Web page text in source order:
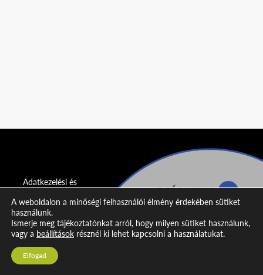
Adatkezelési és
nyilatkozat
Impresszum
Kapcsolat
A weboldalon a minőségi felhasználói élmény érdekében sütiket
használunk.
Ismerje meg tájékoztatónkat arról, hogy milyen sütiket használunk,
vagy a beállítások résznél ki lehet kapcsolni a használatukat.
Elfogad